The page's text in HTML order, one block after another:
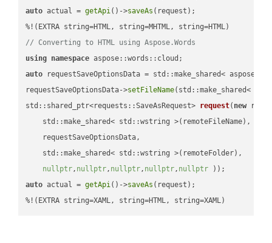
auto actual = getApi()->saveAs (request);
// Converting to HTML using Aspose.Words
using namespace
auto requestSaveOptionsData = std::make_shared<
requestSaveOptionsData->setFileName(std::make_shared<
std::shared_ptr<requests::SaveAsRequest> request( new
    std::make_shared< std::wstring >(remoteFileName),
    requestSaveOptionsData,
    std::make_shared< std::wstring >(remoteFolder),
nullptr, nullptr, nullptr, nullptr, nullptr ))
auto actual = getApi()->saveAs (request);
%!(EXTRA string=XAML, string=HTML, string=XAML)